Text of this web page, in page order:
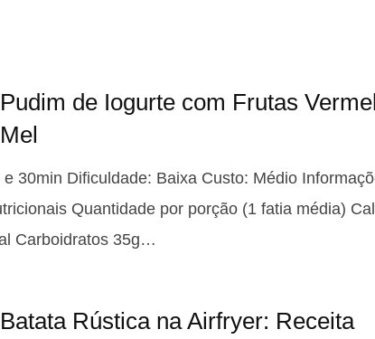
Pudim de Iogurte com Frutas
Mel
e 30min Dificuldade: Baixa Custo: Médio
Quantidade por porção (1 fatia média)
Carboidratos 35g…
Batata Rústica na Airfryer: Receita